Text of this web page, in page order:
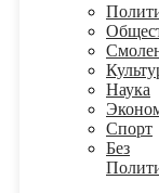
Наука
Спорт
Без